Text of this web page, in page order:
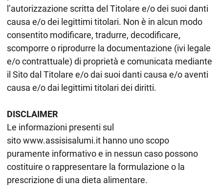
l’autorizzazione scritta del Titolare e/o dei suoi danti
causa e/o dei legittimi titolari. Non è in alcun modo
consentito modificare, tradurre, decodificare,
scomporre o riprodurre la documentazione (ivi legale
e/o contrattuale) di proprietà e comunicata mediante
il Sito dal Titolare e/o dai suoi danti causa e/o aventi
causa e/o dai legittimi titolari dei diritti.
DISCLAIMER
Le informazioni presenti sul
sito www.assisisalumi.it hanno uno scopo
puramente informativo e in nessun caso possono
costituire o rappresentare la formulazione o la
prescrizione di una dieta alimentare.